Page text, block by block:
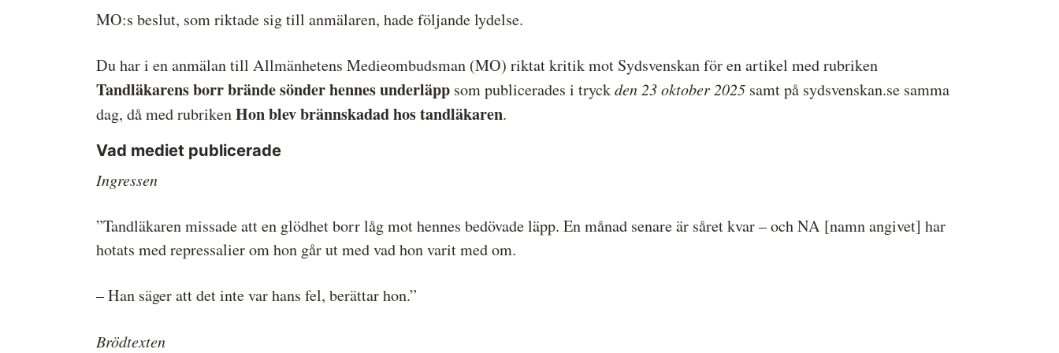
MO:s beslut, som riktade sig till anmälaren, hade följande lydelse.
Du har i en anmälan till Allmänhetens Medieombudsman (MO) riktat kritik mot Sydsvenskan för en artikel med rubriken
Tandläkarens borr brände sönder hennes underläpp som publicerades i tryckden 23 oktober 2025 samt på sydsvenskan.se samma
dag, då med rubrikenHon blev brännskadad hos tandläkaren.
Vad mediet publicerade
Ingressen
”Tandläkaren missade att en glödhet borr låg mot hennes bedövade läpp. En månad senare är såret kvar – och NA [namn angivet] har
hotats med repressalier om hon går ut med vad hon varit med om.
– Han säger att det inte var hans fel, berättar hon.”
Brödtexten